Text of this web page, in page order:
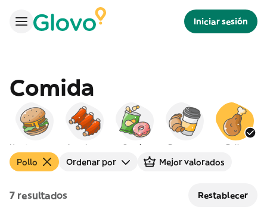
Iniciar sesión
Comida
Americana Snacks Desayuno Pollo
Pollo Ordenar por Mejor valorados
7 resultados Restablecer